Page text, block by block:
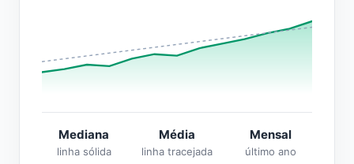
Mediana
linha sólida
Média
linha tracejada
Mensal
último ano